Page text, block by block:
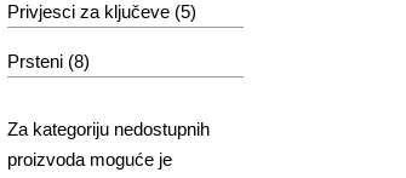
Privjesci za ključeve (5)
Prsteni (8)
Za kategoriju nedostupnih
proizvoda moguće je